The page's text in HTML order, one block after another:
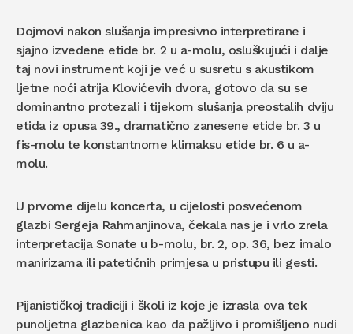
Dojmovi nakon slušanja impresivno interpretirane i
sjajno izvedene etide br. 2 u a-molu, osluškujući i dalje
taj novi instrument koji je već u susretu s akustikom
ljetne noći atrija Klovićevih dvora, gotovo da su se
dominantno protezali i tijekom slušanja preostalih dviju
etida iz opusa 39., dramatično zanesene etide br. 3 u
fis-molu te konstantnome klimaksu etide br. 6 u a-
molu.
U prvome dijelu koncerta, u cijelosti posvećenom
glazbi Sergeja Rahmanjinova, čekala nas je i vrlo zrela
interpretacija Sonate u b-molu, br. 2, op. 36, bez imalo
manirizama ili patetičnih primjesa u pristupu ili gesti.
Pijanističkoj tradiciji i školi iz koje je izrasla ova tek
punoljetna glazbenica kao da pažljivo i promišljeno nudi